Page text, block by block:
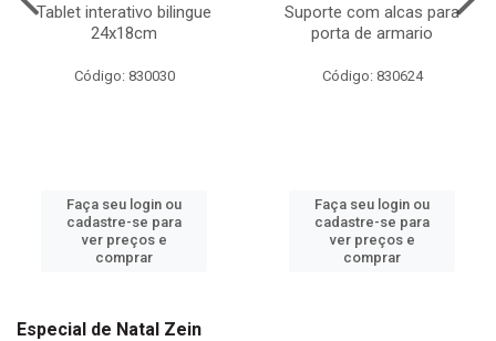
Tablet interativo bilingue
24x18cm
Código: 830030
Faça seu login ou
cadastre-se para
ver preços e
comprar
Suporte com alcas para
porta de armario
Código: 830624
Faça seu login ou
cadastre-se para
ver preços e
comprar
Especial de Natal Zein